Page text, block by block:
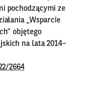
pochodzącymi ze
„Wsparcie
objętego
na lata 2014–
2664